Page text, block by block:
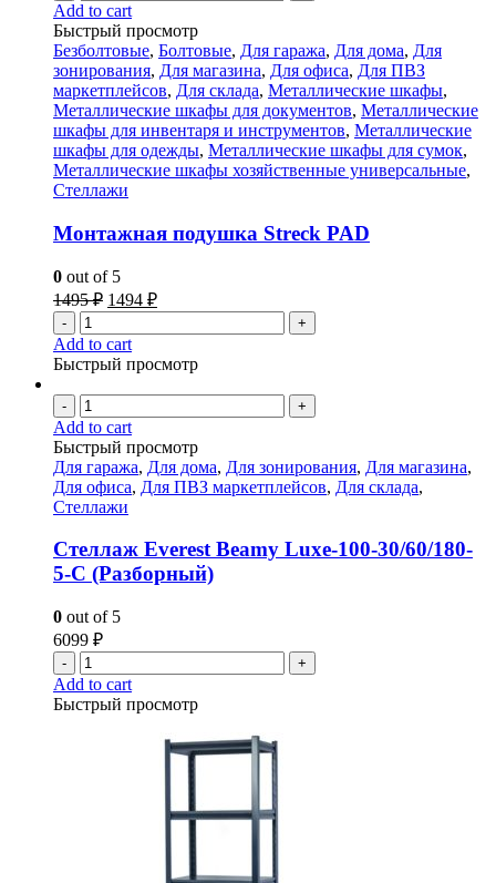
Add to cart
Быстрый просмотр
Безболтовые, Болтовые, Для гаража, Для дома, Для
зонирования, Для магазина, Для офиса, Для ПВЗ
маркетплейсов, Для склада, Металлические шкафы,
Металлические шкафы для документов, Металлические
шкафы для инвентаря и инструментов, Металлические
шкафы для одежды, Металлические шкафы для сумок,
Металлические шкафы хозяйственные универсальные,
Стеллажи
Монтажная подушка Streck PAD
0 out of 5
1495₽ 1494 ₽
- +
Add to cart
Быстрый просмотр
- +
Add to cart
Быстрый просмотр
Для гаража, Для дома, Для зонирования, Для магазина,
Для офиса, Для ПВЗ маркетплейсов, Для склада,
Стеллажи
Стеллаж Everest Beamy Luxe-100-30/60/180-
5-C (Разборный)
0 out of 5
6099 ₽
- +
Add to cart
Быстрый просмотр